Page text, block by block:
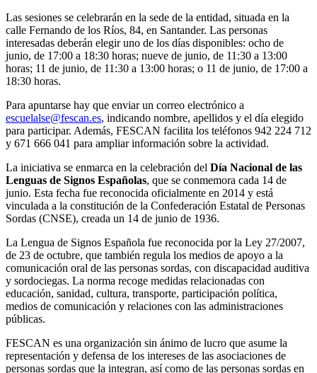
Las sesiones se celebrarán en la sede de la entidad, situada en la
calle Fernando de los Ríos, 84, en Santander. Las personas
interesadas deberán elegir uno de los días disponibles: ocho de
junio, de 17:00 a 18:30 horas; nueve de junio, de 11:30 a 13:00
horas; 11 de junio, de 11:30 a 13:00 horas; o 11 de junio, de 17:00 a
18:30 horas.
Para apuntarse hay que enviar un correo electrónico a
escuelalse@fescan.es, indicando nombre, apellidos y el día elegido
para participar. Además, FESCAN facilita los teléfonos 942 224 712
y 671 666 041 para ampliar información sobre la actividad.
La iniciativa se enmarca en la celebración del Día Nacional de las
Lenguas de Signos Españolas, que se conmemora cada 14 de
junio. Esta fecha fue reconocida oficialmente en 2014 y está
vinculada a la constitución de la Confederación Estatal de Personas
Sordas (CNSE), creada un 14 de junio de 1936.
La Lengua de Signos Española fue reconocida por la Ley 27/2007,
de 23 de octubre, que también regula los medios de apoyo a la
comunicación oral de las personas sordas, con discapacidad auditiva
y sordociegas. La norma recoge medidas relacionadas con
educación, sanidad, cultura, transporte, participación política,
medios de comunicación y relaciones con las administraciones
públicas.
FESCAN es una organización sin ánimo de lucro que asume la
representación y defensa de los intereses de las asociaciones de
personas sordas que la integran, así como de las personas sordas en